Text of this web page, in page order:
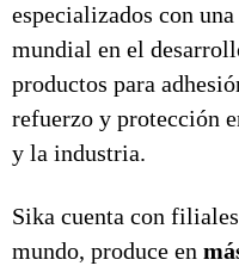
especializados con
mundial en el
productos para
refuerzo y protección
y la industria.
Sika cuenta con
mundo, produce en